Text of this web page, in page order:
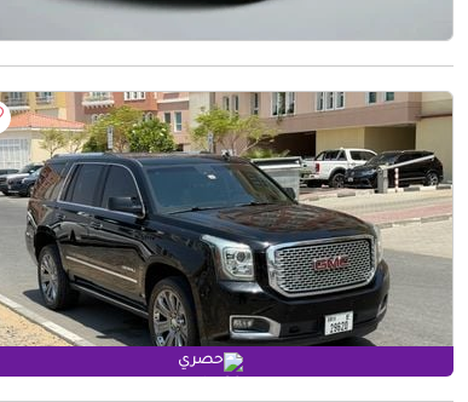
حصري